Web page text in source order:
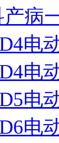
病
电
电
电
电